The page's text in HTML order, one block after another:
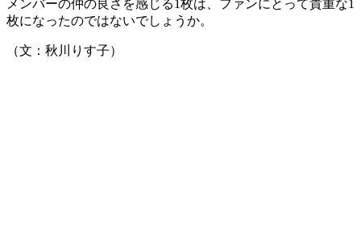
メンバーの仲の良さを感じる1枚は、ファンにとって貴重な1
枚になったのではないでしょうか。
（文：秋川りす子）